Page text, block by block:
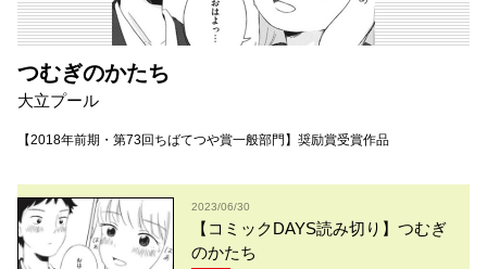
つむぎのかたち
大立プール
【2018年前期・第73回ちばてつや賞一般部門】奨励賞受賞作品
2023/06/30
【コミックDAYS読み切り】つむぎ
のかたち